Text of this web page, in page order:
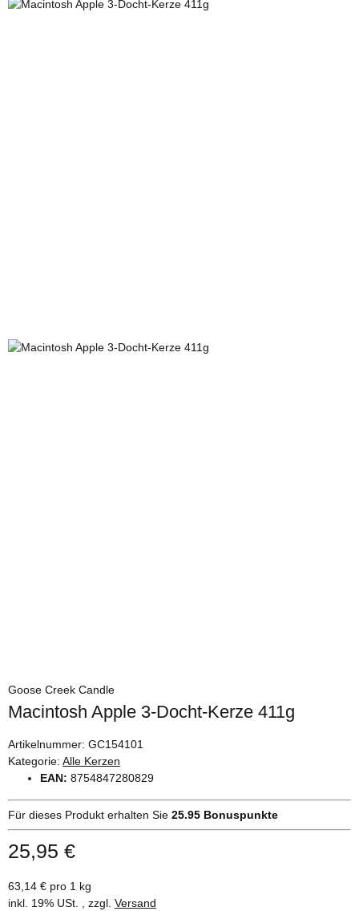
Goose Creek Candle
Macintosh Apple 3-Docht-Kerze 411g
Artikelnummer: GC154101
Kategorie: Alle Kerzen
EAN: 8754847280829
Für dieses Produkt erhalten Sie 25.95 Bonuspunkte
25,95 €
63,14 € pro 1 kg
inkl. 19% USt. , zzgl. Versand